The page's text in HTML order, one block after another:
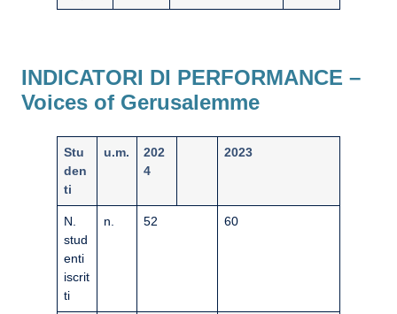
INDICATORI DI PERFORMANCE –
Voices of Gerusalemme
Stu
den
ti
u.m.
202
4
2023
N.
stud
enti
iscrit
ti
n. 52 60